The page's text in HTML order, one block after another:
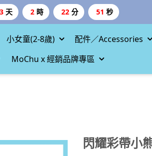
3 天 2 時 22 分 50 秒
小女童(2-8歲)
配件／Accessories
MoChu x 經銷品牌專區
閃耀彩帶小